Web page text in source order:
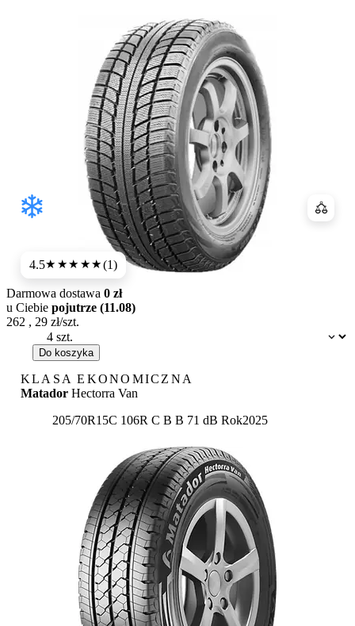
4.5★★★★★(1)
Dostępność:
Darmowa dostawa 0 zł
u Ciebie pojutrze (11.08)
262 , 29 zł/szt.
Do koszyka
KLASA EKONOMICZNA
Matador Hectorra Van
205/70R15C 106R Etykieta:
C B B 71 dB Rok2025